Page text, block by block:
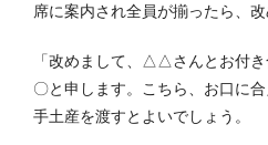
席に案内され全員が揃ったら、
「改めまして、△△さんとお付
〇と申します。こちら、お口に
手土産を渡すとよいでしょう。